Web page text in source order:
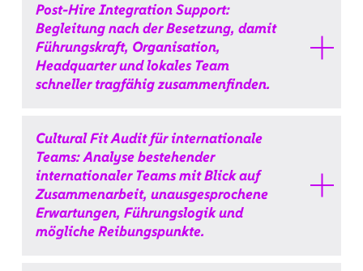
Post-Hire Integration Support:
Begleitung nach der Besetzung, damit
Führungskraft, Organisation,
Headquarter und lokales Team
schneller tragfähig zusammenfinden.
Cultural Fit Audit für internationale
Teams: Analyse bestehender
internationaler Teams mit Blick auf
Zusammenarbeit, unausgesprochene
Erwartungen, Führungslogik und
mögliche Reibungspunkte.